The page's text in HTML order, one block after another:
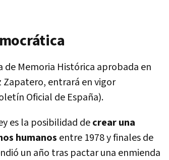
de Memoria Histórica aprobada en
Zapatero, entrará en vigor
Oficial de España).
es la posibilidad decrear una
humanos entre 1978 y finales de
un año tras pactar una enmienda